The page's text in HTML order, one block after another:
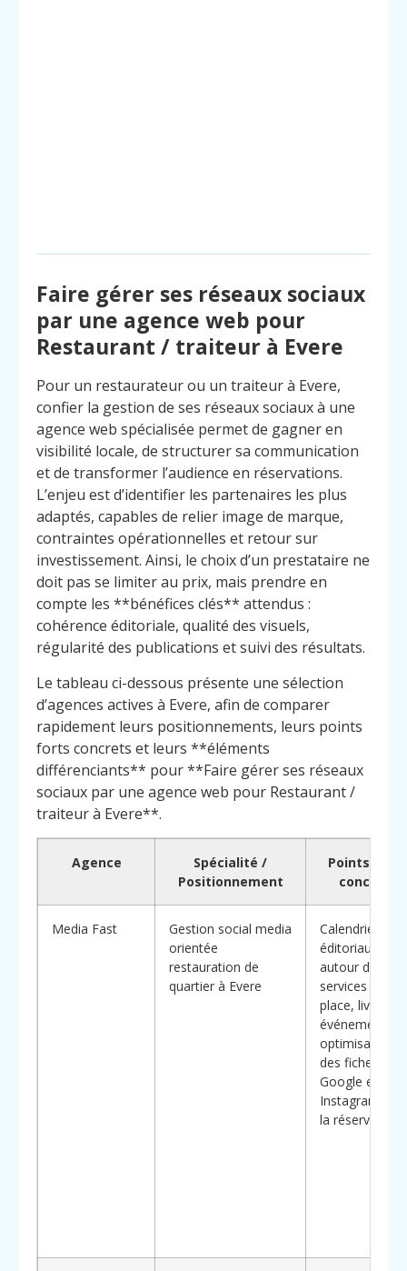
Faire gérer ses réseaux sociaux
par une agence web pour
Restaurant / traiteur à Evere
Pour un restaurateur ou un traiteur à Evere,
confier la gestion de ses réseaux sociaux à une
agence web spécialisée permet de gagner en
visibilité locale, de structurer sa communication
et de transformer l’audience en réservations.
L’enjeu est d’identifier les partenaires les plus
adaptés, capables de relier image de marque,
contraintes opérationnelles et retour sur
investissement. Ainsi, le choix d’un prestataire ne
doit pas se limiter au prix, mais prendre en
compte les **bénéfices clés** attendus :
cohérence éditoriale, qualité des visuels,
régularité des publications et suivi des résultats.
Le tableau ci-dessous présente une sélection
d’agences actives à Evere, afin de comparer
rapidement leurs positionnements, leurs points
forts concrets et leurs **éléments
différenciants** pour **Faire gérer ses réseaux
sociaux par une agence web pour Restaurant /
traiteur à Evere**.
Agence
Spécialité /
Positionnement
Points forts
concrets
Media Fast
Gestion social media
orientée
restauration de
quartier à Evere
Calendriers
éditoriaux
autour des
services (sur
place,
événements),
optimisation
des fiches
Google et
Instagram
la réservation